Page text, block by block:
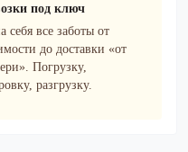
под ключ
все заботы от
до доставки «от
Погрузку,
разгрузку.